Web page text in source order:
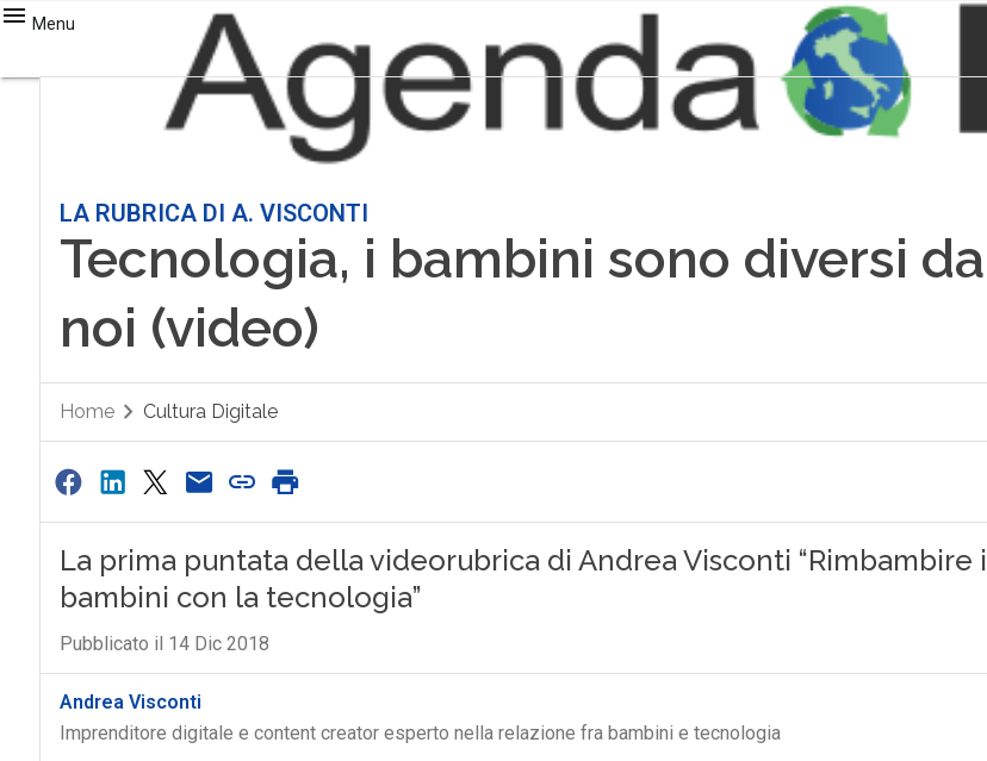
Menu
LA RUBRICA DI A. VISCONTI
Tecnologia, i bambini sono diversi da
noi (video)
Home Cultura Digitale
La prima puntata della videorubrica di Andrea Visconti “Rimbambire i
bambini con la tecnologia”
Pubblicato il 14 Dic 2018
Andrea Visconti
Imprenditore digitale e content creator esperto nella relazione fra bambini e tecnologia